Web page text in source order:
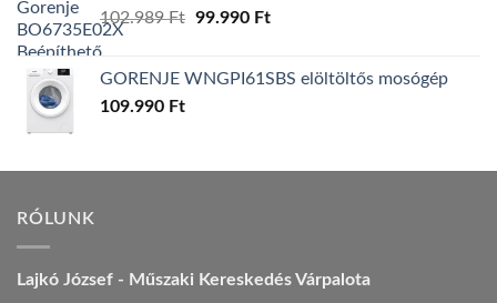
102.989Ft Original
102.989 Ft.
99.990 FtCurrent
99.990 Ft.
GORENJE WNGPI61SBS elöltöltős mosógép
109.990 Ft
RÓLUNK
Lajkó József - Műszaki Kereskedés Várpalota